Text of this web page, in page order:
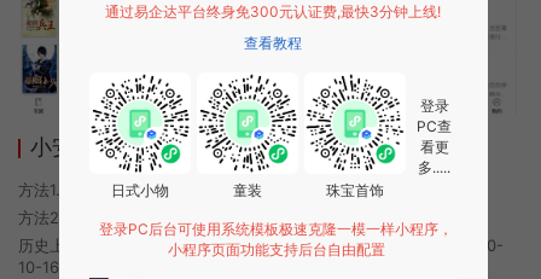
小安读书小程序使用方法
方法1. 使用微信扫描本页面上方二维码进入小安读书的小程序
方法2. 在微信中搜索“小安读书”即可进入小程序
历史上的今时小程序由小安读书团队开发，易企达小程序商店于2020-
10-16 08:16发布
通过易企达平台终身免300元认证费,最快3分钟上线!
查看教程
日式小物 童装 珠宝首饰
登录
PC查
看更
多.....
登录PC后台可使用系统模板极速克隆一模一样小程序，
小程序页面功能支持后台自由配置